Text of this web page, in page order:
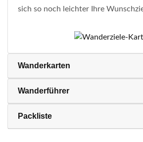
sich so noch leichter Ihre
Wanderkarten
Wanderführer
Packliste